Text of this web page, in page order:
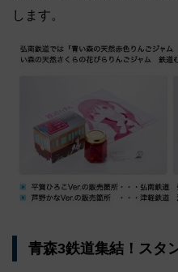
します。
青森3鉄道集結！スタ